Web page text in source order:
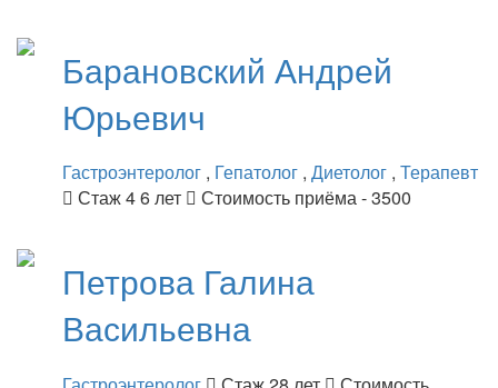
Барановский Андрей
Юрьевич
Гастроэнтеролог , Гепатолог , Диетолог , Терапевт
Стаж 4 6 лет
Стоимость приёма - 3500
Петрова Галина
Васильевна